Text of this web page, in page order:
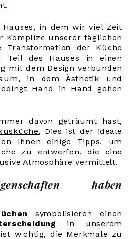
in dem wir viel Zeit
Komplize unserer täglichen
Transformation der Küche
Teil des Hauses in einen
mit dem Design verbunden
in dem Ästhetik und
Hand in Hand gehen
davon geträumt hast,
, Dies ist der ideale
Ihnen einige Tipps, um
zu entwerfen, die eine
Atmosphäre vermittelt.
haben
symbolisieren einen
in unserem
wichtig, die Merkmale zu